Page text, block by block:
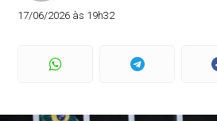
17/06/2026 às 19h32